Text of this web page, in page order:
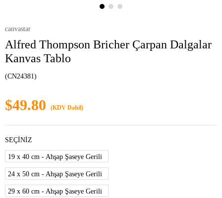
canvastar
Alfred Thompson Bricher Çarpan Dalgalar
Kanvas Tablo
(CN24381)
$49.80 (KDV Dahil)
SEÇİNİZ
19 x 40 cm - Ahşap Şaseye Gerili
24 x 50 cm - Ahşap Şaseye Gerili
29 x 60 cm - Ahşap Şaseye Gerili